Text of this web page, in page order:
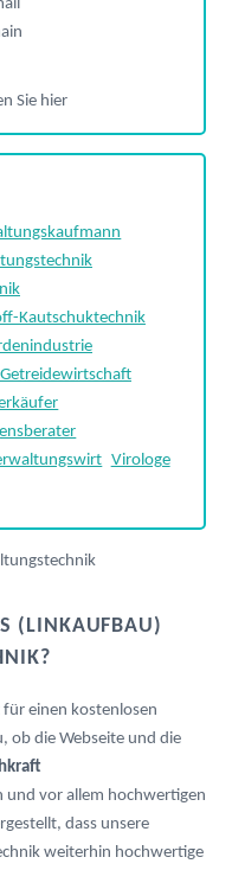
Sie hier
Kautschuktechnik
Virologe
(LINKAUFBAU)
für einen kostenlosen
ob die Webseite und die
und vor allem hochwertigen
dass unsere
weiterhin hochwertige